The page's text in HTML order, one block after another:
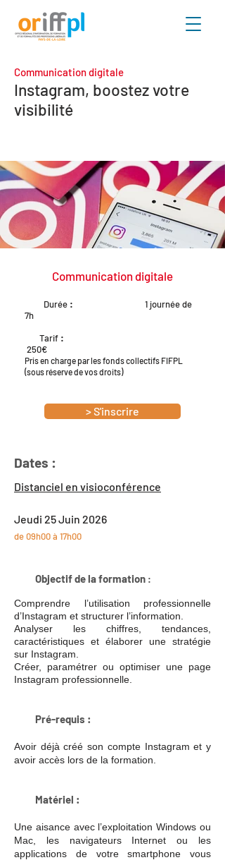
Communication digitale
Instagram, boostez votre
visibilité
Communication digitale
Durée :
1 journée de
7h
Tarif :
250€
Pris en charge par les fonds collectifs FIFPL
(sous réserve de vos droits)
> S'inscrire
Dates :
Distanciel en visioconférence
Jeudi 25 Juin 2026
de 09h00 à 17h00
Objectif de la formation :
Comprendre l’utilisation professionnelle
d’Instagram et structurer l’information.
Analyser les chiffres, tendances,
caractéristiques et élaborer une stratégie
sur Instagram.
Créer, paramétrer ou optimiser une page
Instagram professionnelle.
Pré-requis :
Avoir déjà créé son compte Instagram et y
avoir accès lors de la formation.
Matériel :​
Une aisance avec l’exploitation Windows ou
Mac, les navigateurs Internet ou les
applications de votre smartphone vous